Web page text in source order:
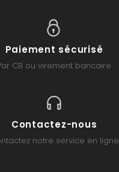
Paiement sécurisé
CB ou virement bancaire
Contactez-nous
notre service en ligne